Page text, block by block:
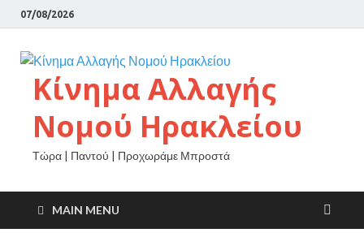
07/08/2026
Κίνημα Αλλαγής
Νομού Ηρακλείου
Τώρα | Παντού | Προχωράμε Μπροστά
MAIN MENU